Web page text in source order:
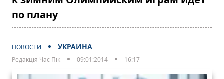
по плану
НОВОСТИ УКРАИНА
Редакція Час Пік 09:01:2014 16:17